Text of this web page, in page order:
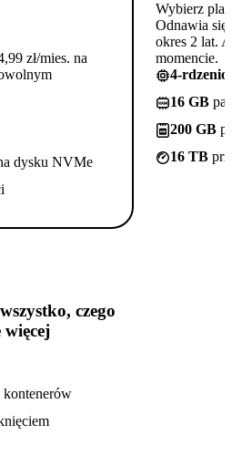
zł/mies. na
dysku NVMe
Wybierz plan
Odnawia się
okres 2 lat.
momencie.
4-
16 GB
200 GB
16 TB
wszystko, czego
więcej